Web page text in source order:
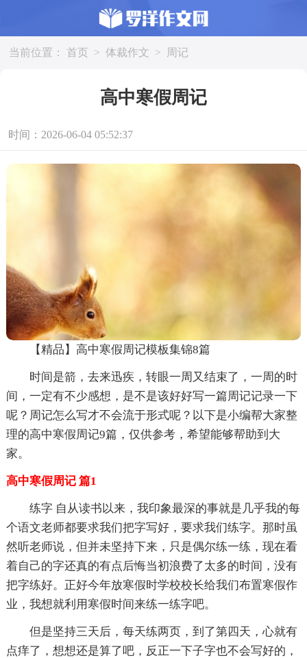
当前位置： 首页 > 体裁作文 > 周记
高中寒假周记
时间：2026-06-04 05:52:37
【精品】高中寒假周记模板集锦8篇
时间是箭，去来迅疾，转眼一周又结束了，一周的时
间，一定有不少感想，是不是该好好写一篇周记记录一下
呢？周记怎么写才不会流于形式呢？以下是小编帮大家整
理的高中寒假周记9篇，仅供参考，希望能够帮助到大
家。
高中寒假周记 篇1
练字 自从读书以来，我印象最深的事就是几乎我的每
个语文老师都要求我们把字写好，要求我们练字。那时虽
然听老师说，但并未坚持下来，只是偶尔练一练，现在看
着自己的字还真的有点后悔当初浪费了太多的时间，没有
把字练好。正好今年放寒假时学校校长给我们布置寒假作
业，我想就利用寒假时间来练一练字吧。
但是坚持三天后，每天练两页，到了第四天，心就有
点痒了，想想还是算了吧，反正一下子字也不会写好的，